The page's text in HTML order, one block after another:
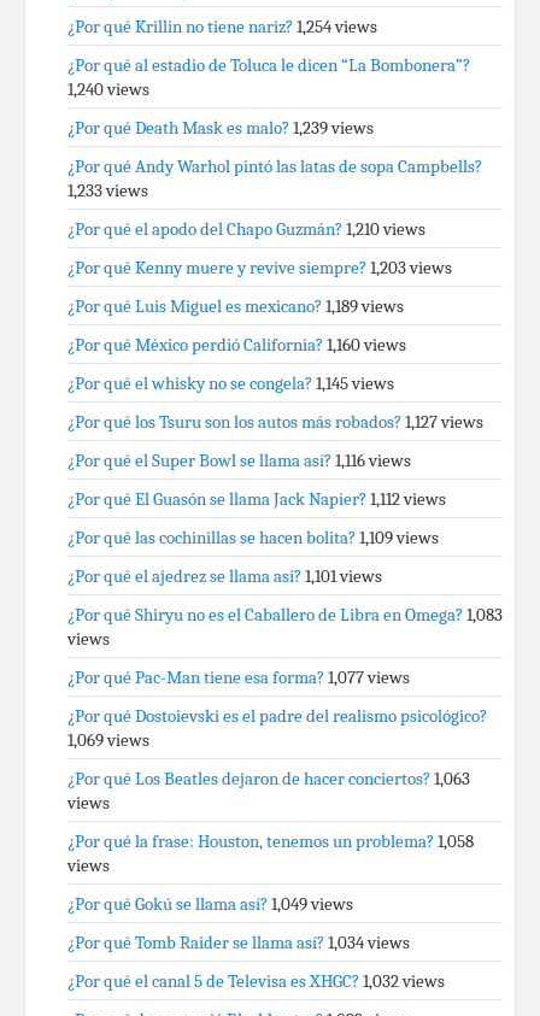
¿Por qué Krillin no tiene nariz? 1,254 views
¿Por qué al estadio de Toluca le dicen “La Bombonera”?
1,240 views
¿Por qué Death Mask es malo? 1,239 views
¿Por qué Andy Warhol pintó las latas de sopa Campbells?
1,233 views
¿Por qué el apodo del Chapo Guzmán? 1,210 views
¿Por qué Kenny muere y revive siempre? 1,203 views
¿Por qué Luis Miguel es mexicano? 1,189 views
¿Por qué México perdió California? 1,160 views
¿Por qué el whisky no se congela? 1,145 views
¿Por qué los Tsuru son los autos más robados? 1,127 views
¿Por qué el Super Bowl se llama así? 1,116 views
¿Por qué El Guasón se llama Jack Napier? 1,112 views
¿Por qué las cochinillas se hacen bolita? 1,109 views
¿Por qué el ajedrez se llama así? 1,101 views
¿Por qué Shiryu no es el Caballero de Libra en Omega? 1,083
views
¿Por qué Pac-Man tiene esa forma? 1,077 views
¿Por qué Dostoievski es el padre del realismo psicológico?
1,069 views
¿Por qué Los Beatles dejaron de hacer conciertos? 1,063
views
¿Por qué la frase: Houston, tenemos un problema? 1,058
views
¿Por qué Gokú se llama así? 1,049 views
¿Por qué Tomb Raider se llama así? 1,034 views
¿Por qué el canal 5 de Televisa es XHGC? 1,032 views